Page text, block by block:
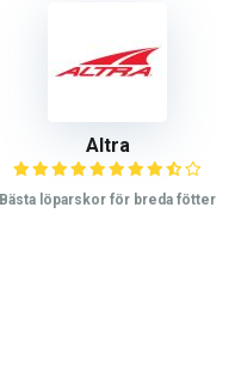
Altra
Bästa löparskor för breda fötter